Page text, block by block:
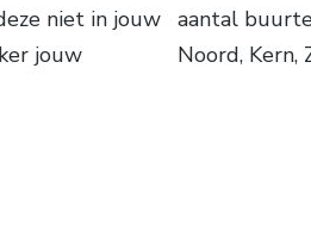
niet in jouw
jouw
aantal
Noord, Kern,